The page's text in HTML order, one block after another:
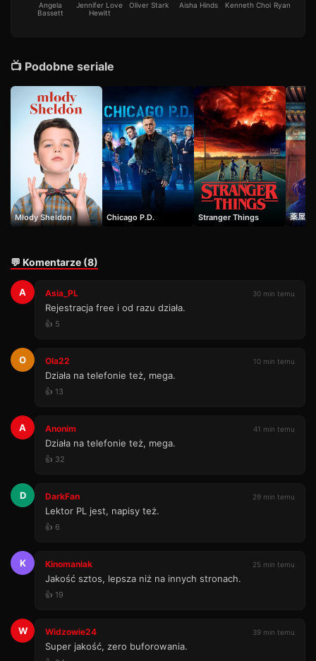
Angela
Bassett
Jennifer Love
Hewitt
Oliver Stark Aisha Hinds Kenneth Choi Ryan
📺 Podobne seriale
Młody Sheldon Chicago P.D. Stranger Things 薬屋の
💬 Komentarze (8)
A Asia_PL 30 min temu
Rejestracja free i od razu działa.
👍 5
O Ola22 10 min temu
Działa na telefonie też, mega.
👍 13
A Anonim 41 min temu
Działa na telefonie też, mega.
👍 32
D DarkFan 29 min temu
Lektor PL jest, napisy też.
👍 6
K Kinomaniak 25 min temu
Jakość sztos, lepsza niż na innych stronach.
👍 19
W Widzowie24 39 min temu
Super jakość, zero buforowania.